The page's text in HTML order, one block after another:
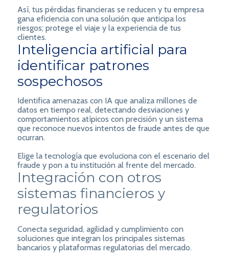
Así, tus pérdidas financieras se reducen y tu empresa
gana eficiencia con una solución que anticipa los
riesgos; protege el viaje y la experiencia de tus
clientes.
Inteligencia artificial para
identificar patrones
sospechosos
Identifica amenazas con IA que analiza millones de
datos en tiempo real, detectando desviaciones y
comportamientos atípicos con precisión y un sistema
que reconoce nuevos intentos de fraude antes de que
ocurran.
Elige la tecnología que evoluciona con el escenario del
fraude y pon a tu institución al frente del mercado.
Integración con otros
sistemas financieros y
regulatorios
Conecta seguridad, agilidad y cumplimiento con
soluciones que integran los principales sistemas
bancarios y plataformas regulatorias del mercado.